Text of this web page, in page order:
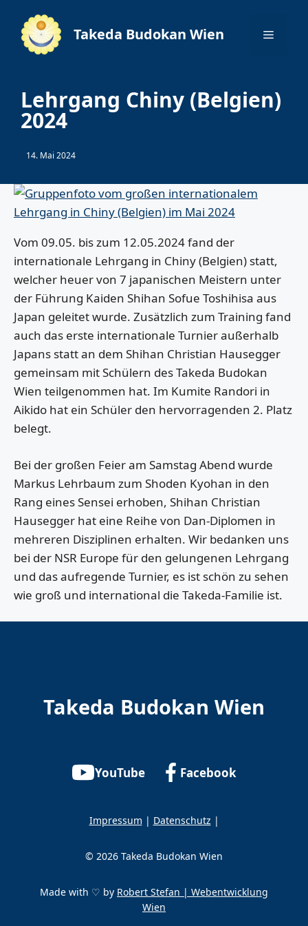
Inhalt
springen
Takeda Budokan Wien Menü
Lehrgang Chiny (Belgien)
2024
14. Mai 2024
Vom 09.05. bis zum 12.05.2024 fand der
internationale Lehrgang in Chiny (Belgien) statt,
welcher heuer von 7 japanischen Meistern unter
der Führung Kaiden Shihan Sofue Toshihisa aus
Japan geleitet wurde. Zusätzlich zum Training fand
auch das erste internationale Turnier außerhalb
Japans statt an dem Shihan Christian Hausegger
gemeinsam mit Schülern des Takeda Budokan
Wien teilgenommen hat. Im Kumite Randori in
Aikido hat ein Schüler den hervorragenden 2. Platz
belegt.
Bei der großen Feier am Samstag Abend wurde
Markus Lehrbaum zum Shoden Kyohan in den
Rang eines Sensei erhoben, Shihan Christian
Hausegger hat eine Reihe von Dan-Diplomen in
mehreren Disziplinen erhalten. Wir bedanken uns
bei der NSR Europe für den gelungenen Lehrgang
und das aufregende Turnier, es ist schön zu sehen
wie groß und international die Takeda-Familie ist.
Takeda Budokan Wien
YouTube Facebook
Impressum | Datenschutz |
© 2026 Takeda Budokan Wien
Made with ♡ by Robert Stefan | Webentwicklung
Wien